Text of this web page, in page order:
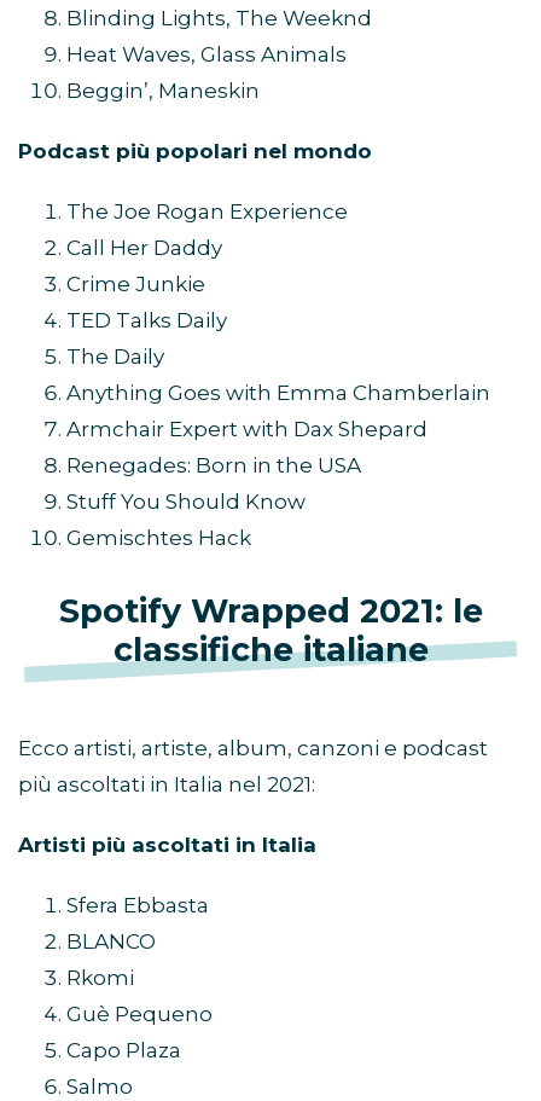
Blinding Lights, The Weeknd
Heat Waves, Glass Animals
Beggin’, Maneskin
Podcast più popolari nel mondo
The Joe Rogan Experience
Call Her Daddy
Crime Junkie
TED Talks Daily
The Daily
Anything Goes with Emma Chamberlain
Armchair Expert with Dax Shepard
Renegades: Born in the USA
Stuff You Should Know
Gemischtes Hack
Spotify Wrapped 2021: le
classifiche italiane
Ecco artisti, artiste, album, canzoni e podcast
più ascoltati in Italia nel 2021:
Artisti più ascoltati in Italia
Sfera Ebbasta
BLANCO
Rkomi
Guè Pequeno
Capo Plaza
Salmo